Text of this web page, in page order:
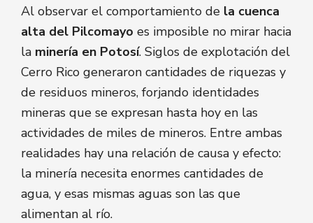
Al observar el comportamiento de la cuenca
alta del Pilcomayo es imposible no mirar hacia
la minería en Potosí. Siglos de explotación del
Cerro Rico generaron cantidades de riquezas y
de residuos mineros, forjando identidades
mineras que se expresan hasta hoy en las
actividades de miles de mineros. Entre ambas
realidades hay una relación de causa y efecto:
la minería necesita enormes cantidades de
agua, y esas mismas aguas son las que
alimentan al río.